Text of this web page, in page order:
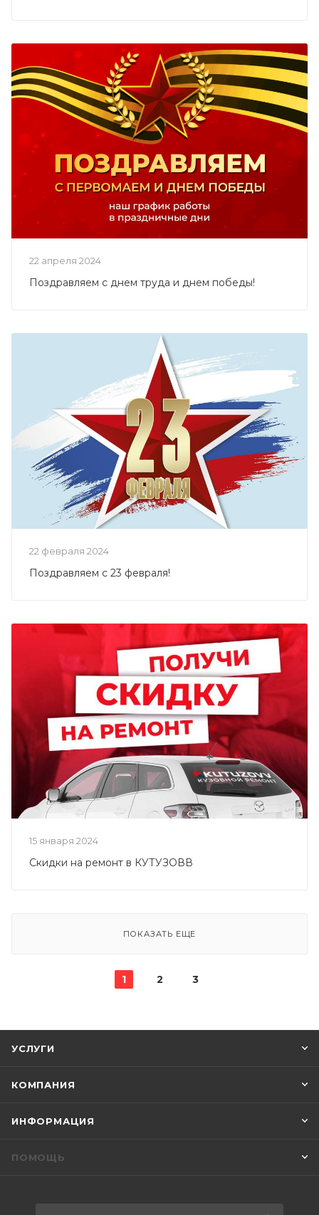
22 апреля 2024
Поздравляем с днем труда и днем победы!
22 февраля 2024
Поздравляем с 23 февраля!
15 января 2024
Скидки на ремонт в КУТУЗОВВ
ПОКАЗАТЬ ЕЩЕ
1 2 3
УСЛУГИ
КОМПАНИЯ
ИНФОРМАЦИЯ
ПОМОЩЬ